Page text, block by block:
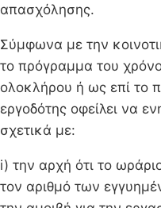
απασχόλησης.
Σύμφωνα με την
το πρόγραμμα του
ολοκλήρου ή ως επί το
εργοδότης οφείλει να
σχετικά με:
i) την αρχή ότι το
τον αριθμό των